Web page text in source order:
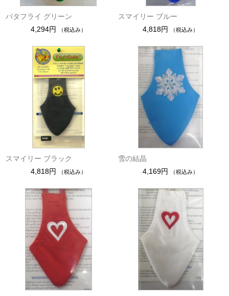
バタフライ グリーン
4,294円
（税込み）
スマイリー ブルー
4,818円
（税込み）
スマイリー ブラック
4,818円
（税込み）
雪の結晶
4,169円
（税込み）